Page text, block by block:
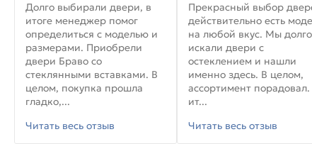
Долго выбирали двери, в
итоге менеджер помог
определиться с моделью и
размерами. Приобрели
двери Браво со
стеклянными вставками. В
целом, покупка прошла
гладко,...
Читать весь отзыв
Прекрасный выбор
действительно есть
на любой вкус. Мы долго
искали двери с
остеклением и нашли
именно здесь. В целом,
ассортимент порадовал.
ит...
Читать весь отзыв